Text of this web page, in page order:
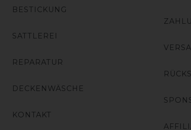
BESTICKUNG
SATTLEREI
REPARATUR
DECKENWÄSCHE
KONTAKT